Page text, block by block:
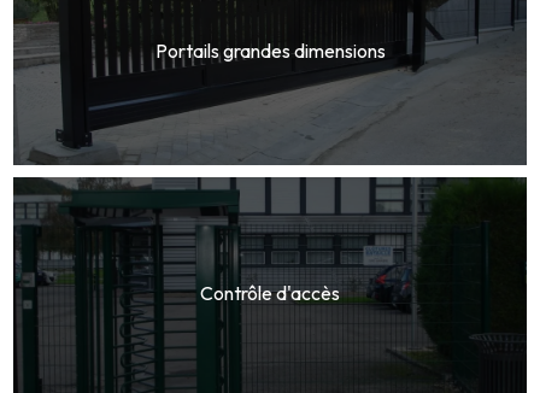
Portails grandes dimensions
Contrôle d'accès